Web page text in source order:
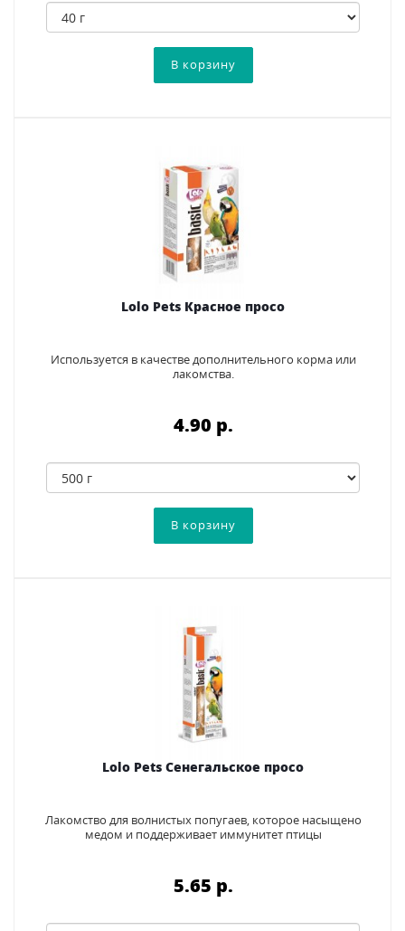
Lolo Pets Красное просо
Используется в качестве дополнительного корма или
лакомства.
4.90 p.
Lolo Pets Сенегальское просо
Лакомство для волнистых попугаев, которое насыщено
медом и поддерживает иммунитет птицы
5.65 p.